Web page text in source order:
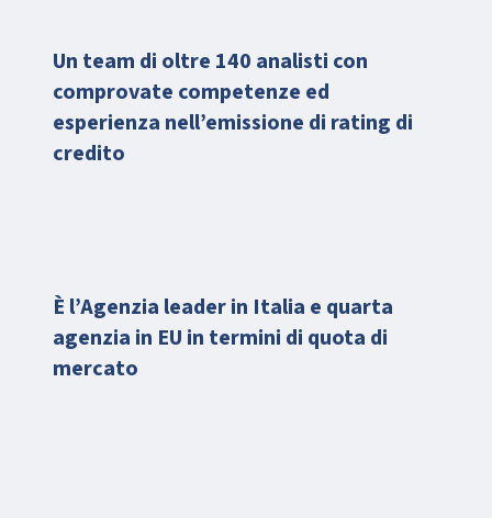
Un team di oltre 140 analisti con
comprovate competenze ed
esperienza nell’emissione di rating di
credito
È l’Agenzia leader in Italia e quarta
agenzia in EU in termini di quota di
mercato